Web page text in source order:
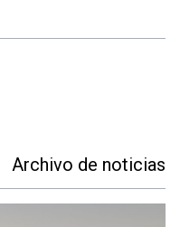
Archivo de noticias